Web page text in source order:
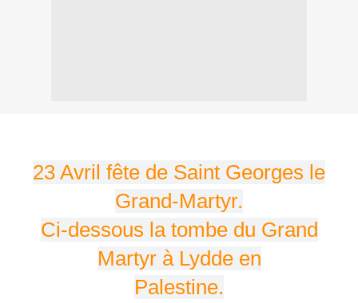
23 Avril fête de Saint Georges le
Grand-Martyr.
Ci-dessous la tombe du Grand
Martyr à Lydde en
Palestine.